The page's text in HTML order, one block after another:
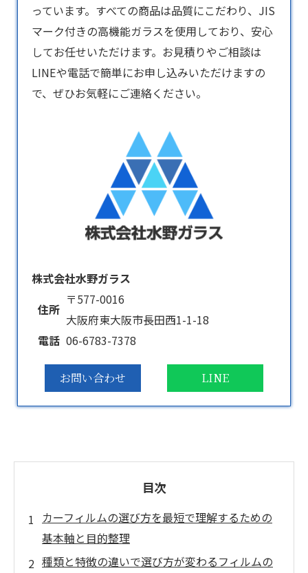
っています。すべての商品は品質にこだわり、JIS
マーク付きの高機能ガラスを使用しており、安心
してお任せいただけます。お見積りやご相談は
LINEや電話で簡単にお申し込みいただけますの
で、ぜひお気軽にご連絡ください。
株式会社水野ガラス
住所
〒577-0016
大阪府東大阪市長田西1-1-18
電話 06-6783-7378
お問い合わせ LINE
目次
カーフィルムの選び方を最短で理解するための
基本軸と目的整理
種類と特徴の違いで選び方が変わるフィルムの